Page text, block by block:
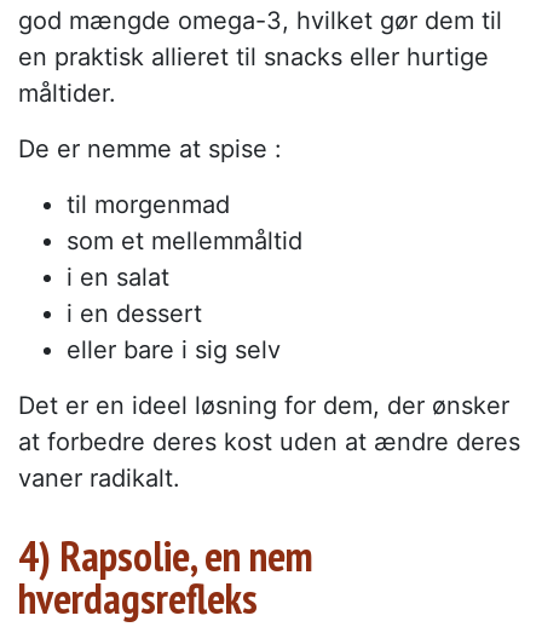
god mængde omega-3, hvilket gør dem til
en praktisk allieret til snacks eller hurtige
måltider.
De er nemme at spise :
til morgenmad
som et mellemmåltid
i en salat
i en dessert
eller bare i sig selv
Det er en ideel løsning for dem, der ønsker
at forbedre deres kost uden at ændre deres
vaner radikalt.
4) Rapsolie, en nem
hverdagsrefleks